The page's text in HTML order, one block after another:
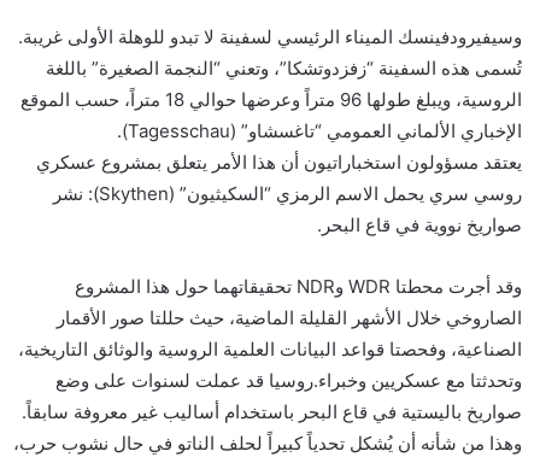
وسيفيرودفينسك الميناء الرئيسي لسفينة لا تبدو للوهلة الأولى غريبة.
تُسمى هذه السفينة “زفزدوتشكا”، وتعني “النجمة الصغيرة” باللغة
الروسية، ويبلغ طولها 96 متراً وعرضها حوالي 18 متراً، حسب الموقع
الإخباري الألماني العمومي “تاغسشاو” (Tagesschau).
يعتقد مسؤولون استخباراتيون أن هذا الأمر يتعلق بمشروع عسكري
روسي سري يحمل الاسم الرمزي “السكيثيون” (Skythen): نشر
صواريخ نووية في قاع البحر.
وقد أجرت محطتا WDR وNDR تحقيقاتهما حول هذا المشروع
الصاروخي خلال الأشهر القليلة الماضية، حيث حللتا صور الأقمار
الصناعية، وفحصتا قواعد البيانات العلمية الروسية والوثائق التاريخية،
وتحدثتا مع عسكريين وخبراء.روسيا قد عملت لسنوات على وضع
صواريخ باليستية في قاع البحر باستخدام أساليب غير معروفة سابقاً.
وهذا من شأنه أن يُشكل تحدياً كبيراً لحلف الناتو في حال نشوب حرب،